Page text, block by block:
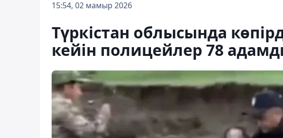
15:54, 02 мамыр 2026
Түркістан облысында
кейін полицейлер 78